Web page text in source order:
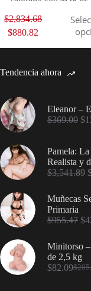
$2,834.68
$880.82
Tendencia ahora
Eleanor –
$369.00 $
Pamela:
Realista y
$3,541.89
Muñecas
Primaria
$955.47 $
Minitorso –
de 2,5 kg
$
$82.09